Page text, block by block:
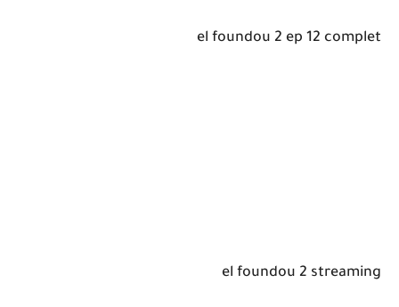
el foundou 2 ep 12 complet
el foundou 2 streaming